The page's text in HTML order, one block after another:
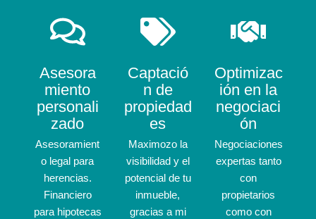
Asesora
miento
personali
zado
Asesoramient
o legal para
herencias.
Financiero
para hipotecas
Captació
n de
propiedad
es
Maximozo la
visibilidad y el
potencial de tu
inmueble,
gracias a mi
Optimizac
ión en la
negociaci
ón
Negociaciones
expertas tanto
con
propietarios
como con